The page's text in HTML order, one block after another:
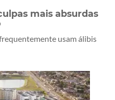
mais absurdas
usam álibis